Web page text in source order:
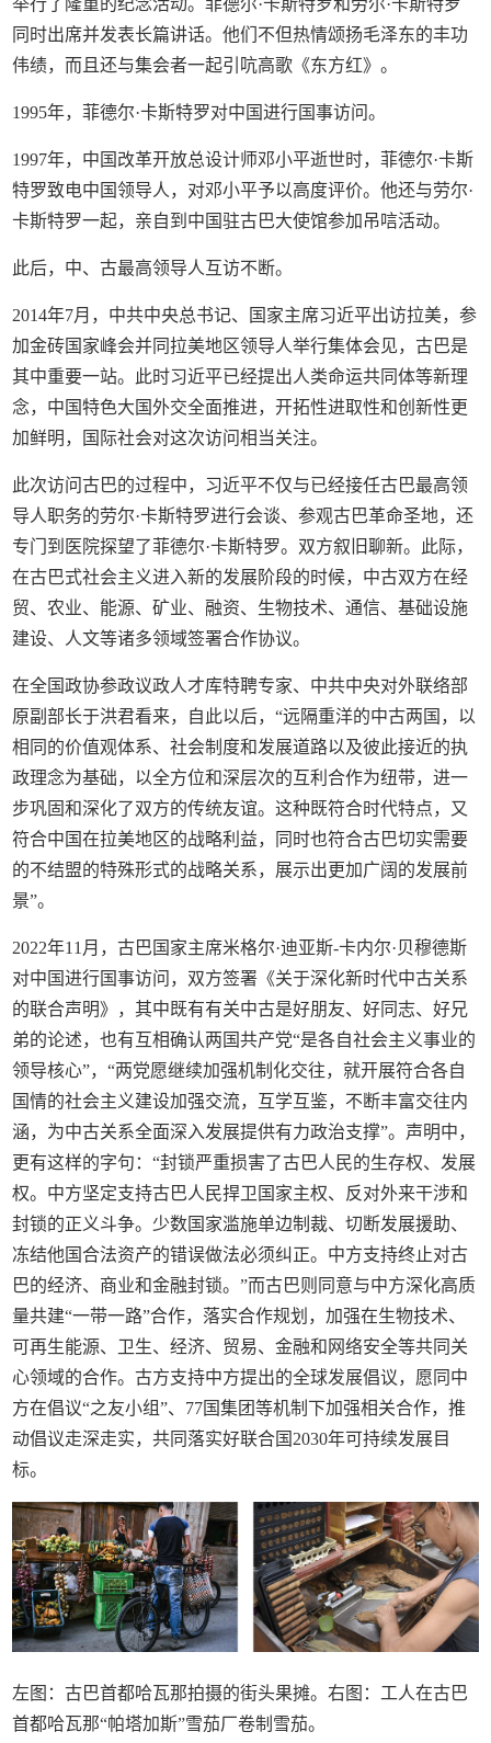
举行了隆重的纪念活动。菲德尔·卡斯特罗和劳尔·卡斯特罗
同时出席并发表长篇讲话。他们不但热情颂扬毛泽东的丰功
伟绩，而且还与集会者一起引吭高歌《东方红》。
1995年，菲德尔·卡斯特罗对中国进行国事访问。
1997年，中国改革开放总设计师邓小平逝世时，菲德尔·卡斯
特罗致电中国领导人，对邓小平予以高度评价。他还与劳尔·
卡斯特罗一起，亲自到中国驻古巴大使馆参加吊唁活动。
此后，中、古最高领导人互访不断。
2014年7月，中共中央总书记、国家主席习近平出访拉美，参
加金砖国家峰会并同拉美地区领导人举行集体会见，古巴是
其中重要一站。此时习近平已经提出人类命运共同体等新理
念，中国特色大国外交全面推进，开拓性进取性和创新性更
加鲜明，国际社会对这次访问相当关注。
此次访问古巴的过程中，习近平不仅与已经接任古巴最高领
导人职务的劳尔·卡斯特罗进行会谈、参观古巴革命圣地，还
专门到医院探望了菲德尔·卡斯特罗。双方叙旧聊新。此际，
在古巴式社会主义进入新的发展阶段的时候，中古双方在经
贸、农业、能源、矿业、融资、生物技术、通信、基础设施
建设、人文等诸多领域签署合作协议。
在全国政协参政议政人才库特聘专家、中共中央对外联络部
原副部长于洪君看来，自此以后，“远隔重洋的中古两国，以
相同的价值观体系、社会制度和发展道路以及彼此接近的执
政理念为基础，以全方位和深层次的互利合作为纽带，进一
步巩固和深化了双方的传统友谊。这种既符合时代特点，又
符合中国在拉美地区的战略利益，同时也符合古巴切实需要
的不结盟的特殊形式的战略关系，展示出更加广阔的发展前
景”。
2022年11月，古巴国家主席米格尔·迪亚斯-卡内尔·贝穆德斯
对中国进行国事访问，双方签署《关于深化新时代中古关系
的联合声明》，其中既有有关中古是好朋友、好同志、好兄
弟的论述，也有互相确认两国共产党“是各自社会主义事业的
领导核心”，“两党愿继续加强机制化交往，就开展符合各自
国情的社会主义建设加强交流，互学互鉴，不断丰富交往内
涵，为中古关系全面深入发展提供有力政治支撑”。声明中，
更有这样的字句：“封锁严重损害了古巴人民的生存权、发展
权。中方坚定支持古巴人民捍卫国家主权、反对外来干涉和
封锁的正义斗争。少数国家滥施单边制裁、切断发展援助、
冻结他国合法资产的错误做法必须纠正。中方支持终止对古
巴的经济、商业和金融封锁。”而古巴则同意与中方深化高质
量共建“一带一路”合作，落实合作规划，加强在生物技术、
可再生能源、卫生、经济、贸易、金融和网络安全等共同关
心领域的合作。古方支持中方提出的全球发展倡议，愿同中
方在倡议“之友小组”、77国集团等机制下加强相关合作，推
动倡议走深走实，共同落实好联合国2030年可持续发展目
标。
左图：古巴首都哈瓦那拍摄的街头果摊。右图：工人在古巴
首都哈瓦那“帕塔加斯”雪茄厂卷制雪茄。